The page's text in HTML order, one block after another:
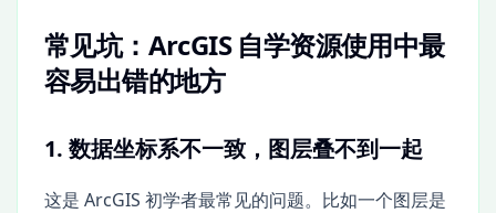
常见坑：ArcGIS 自学资源使用中最
容易出错的地方
1. 数据坐标系不一致，图层叠不到一起
这是 ArcGIS 初学者最常见的问题。比如一个图层是